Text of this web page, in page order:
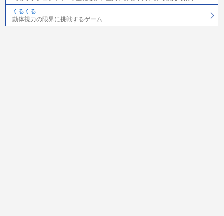
くるくる
動体視力の限界に挑戦するゲーム